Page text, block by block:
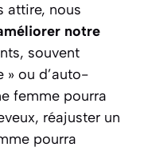
attire, nous
notre
souvent
» ou d’auto-
femme pourra
réajuster un
pourra